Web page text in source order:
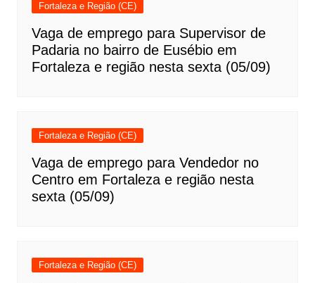
Fortaleza e Região (CE)
Vaga de emprego para Supervisor de
Padaria no bairro de Eusébio em
Fortaleza e região nesta sexta (05/09)
Fortaleza e Região (CE)
Vaga de emprego para Vendedor no
Centro em Fortaleza e região nesta
sexta (05/09)
Fortaleza e Região (CE)